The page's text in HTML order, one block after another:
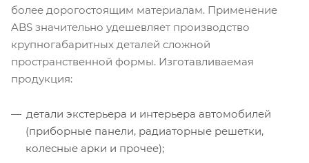
более дорогостоящим материалам. Применение
ABS значительно удешевляет производство
крупногабаритных деталей сложной
пространственной формы. Изготавливаемая
продукция:
детали экстерьера и интерьера автомобилей
(приборные панели, радиаторные решетки,
колесные арки и прочее);